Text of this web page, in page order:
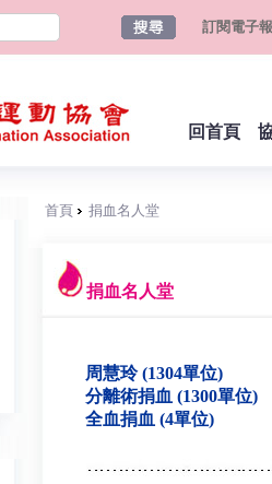
訂閱電子報
回首頁
首頁 捐血名人堂
捐血名人堂
周慧玲 (1304單位)
分離術捐血 (1300單位)
全血捐血 (4單位)